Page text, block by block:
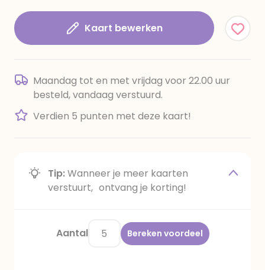
Kaart bewerken
Maandag tot en met vrijdag voor 22.00 uur
besteld, vandaag verstuurd.
Verdien 5 punten met deze kaart!
Tip:Wanneer je meer kaarten
verstuurt, ontvang je korting!
Aantal Bereken voordeel